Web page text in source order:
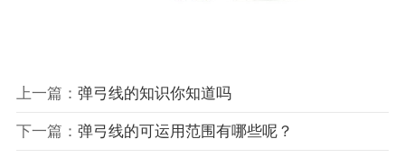
上一篇： 弹弓线的知识你知道吗
下一篇： 弹弓线的可运用范围有哪些呢？